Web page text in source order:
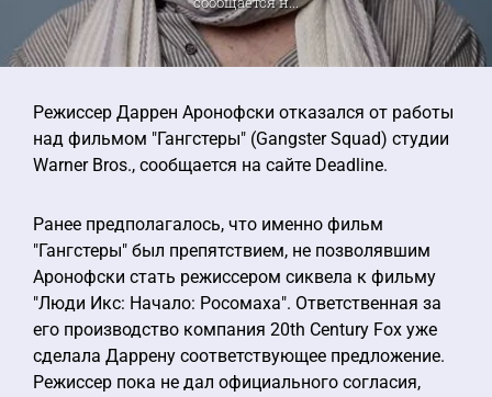
Режиссер Даррен Аронофски отказался от работы
над фильмом "Гангстеры" (Gangster Squad) студии
Warner Bros., сообщается на сайте Deadline.
Ранее предполагалось, что именно фильм
"Гангстеры" был препятствием, не позволявшим
Аронофски стать режиссером сиквела к фильму
"Люди Икс: Начало: Росомаха". Ответственная за
его производство компания 20th Century Fox уже
сделала Даррену соответствующее предложение.
Режиссер пока не дал официального согласия,